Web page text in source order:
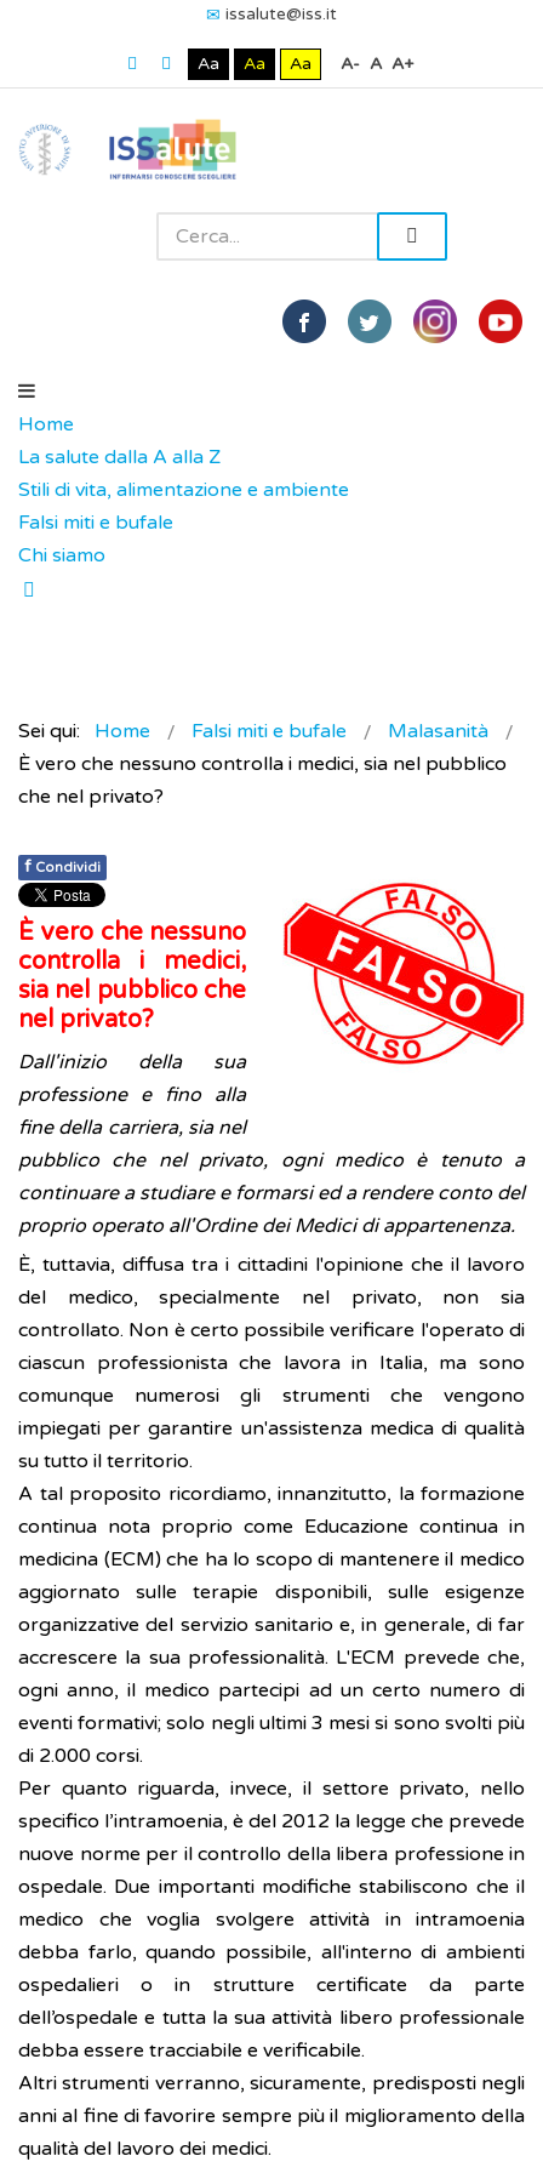
issalute@iss.it
Aa Aa Aa A- A A+
Home
La salute dalla A alla Z
Stili di vita, alimentazione e ambiente
Falsi miti e bufale
Chi siamo
Sei qui: Home Falsi miti e bufale
Malasanità
È vero che nessuno controlla i medici, sia nel pubblico
che nel privato?
f Condividi
È vero che nessuno
controlla i medici,
sia nel pubblico che
nel privato?
Dall'iniziodella sua
professione e fino alla
fine della carriera, sia nel
pubblico che nel privato, ogni medico è tenuto a
continuare a studiare e formarsi ed a rendere conto del
proprio operato all'Ordine dei Medici di appartenenza.
È, tuttavia, diffusa tra i cittadini l'opinione che il lavoro
del medico, specialmente nel privato, non sia
controllato. Non è certo possibile verificare l'operato di
ciascun professionista che lavora in Italia, ma sono
comunque numerosi gli strumenti che vengono
impiegati per garantire un'assistenza medica di qualità
su tutto il territorio.
A tal proposito ricordiamo, innanzitutto, la formazione
continua nota proprio come Educazione continua in
medicina (ECM) che ha lo scopo di mantenere il medico
aggiornato sulle terapie disponibili, sulle esigenze
organizzative del servizio sanitario e, in generale, di far
accrescere la sua professionalità. L'ECM prevede che,
ogni anno, il medico partecipi ad un certo numero di
eventi formativi; solo negli ultimi 3 mesi si sono svolti più
di 2.000 corsi.
Per quanto riguarda, invece, il settore privato, nello
specifico l’intramoenia, è del 2012 la legge che prevede
nuove norme per il controllo della libera professione in
ospedale. Due importanti modifiche stabiliscono che il
medico che voglia svolgere attività in intramoenia
debba farlo, quando possibile, all'interno di ambienti
ospedalieri o in strutture certificate da parte
dell’ospedale e tutta la sua attività libero professionale
debba essere tracciabile e verificabile.
Altri strumenti verranno, sicuramente, predisposti negli
anni al fine di favorire sempre più il miglioramento della
qualità del lavoro dei medici.